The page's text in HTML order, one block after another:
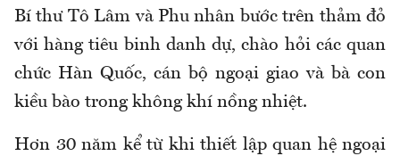
Bí thư Tô Lâm và Phu nhân bước trên thảm đỏ
với hàng tiêu binh danh dự, chào hỏi các quan
chức Hàn Quốc, cán bộ ngoại giao và bà con
kiều bào trong không khí nồng nhiệt.
Hơn 30 năm kể từ khi thiết lập quan hệ ngoại